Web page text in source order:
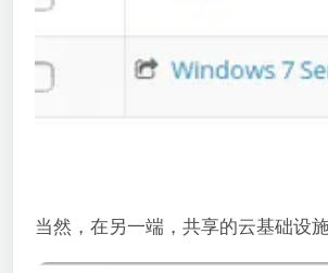
当然，在另一端，共享的云基础设